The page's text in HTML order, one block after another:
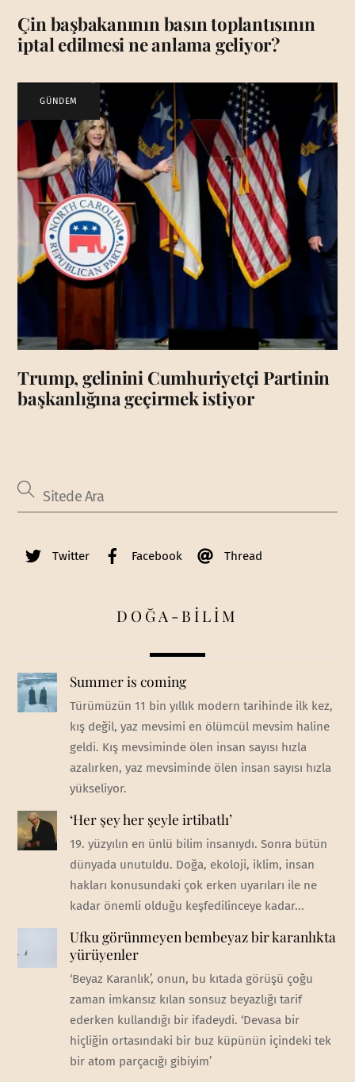
Çin başbakanının basın toplantısının
iptal edilmesi ne anlama geliyor?
GÜNDEM
Trump, gelinini Cumhuriyetçi Partinin
başkanlığına geçirmek istiyor
Twitter Facebook Thread
DOĞA-BİLİM
Summer is coming
Türümüzün 11 bin yıllık modern tarihinde ilk kez,
kış değil, yaz mevsimi en ölümcül mevsim haline
geldi. Kış mevsiminde ölen insan sayısı hızla
azalırken, yaz mevsiminde ölen insan sayısı hızla
yükseliyor.
‘Her şey her şeyle irtibatlı’
19. yüzyılın en ünlü bilim insanıydı. Sonra bütün
dünyada unutuldu. Doğa, ekoloji, iklim, insan
hakları konusundaki çok erken uyarıları ile ne
kadar önemli olduğu keşfedilinceye kadar...
Ufku görünmeyen bembeyaz bir karanlıkta
yürüyenler
‘Beyaz Karanlık’, onun, bu kıtada görüşü çoğu
zaman imkansız kılan sonsuz beyazlığı tarif
ederken kullandığı bir ifadeydi. ‘Devasa bir
hiçliğin ortasındaki bir buz küpünün içindeki tek
bir atom parçacığı gibiyim’